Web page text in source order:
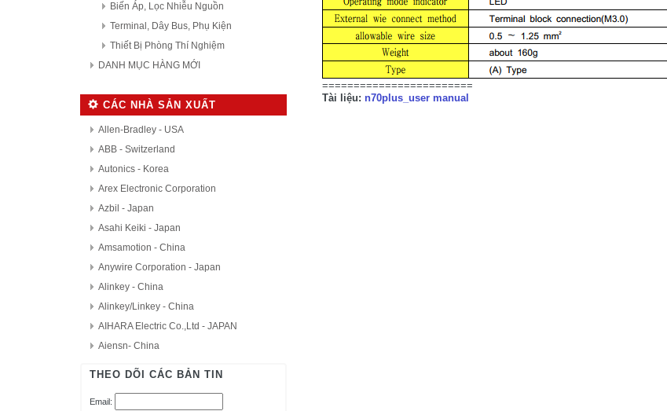
Biến Áp, Lọc Nhiễu Nguồn
Terminal, Dây Bus, Phụ Kiện
Thiết Bị Phòng Thí Nghiệm
DANH MỤC HÀNG MỚI
CÁC NHÀ SẢN XUẤT
Allen-Bradley - USA
ABB - Switzerland
Autonics - Korea
Arex Electronic Corporation
Azbil - Japan
Asahi Keiki - Japan
Amsamotion - China
Anywire Corporation - Japan
Alinkey - China
Alinkey/Linkey - China
AIHARA Electric Co.,Ltd - JAPAN
Aiensn- China
AutomationDirect - USA
Delta - Taiwan
THEO DÕI CÁC BẢN TIN
Email:
========================
Tài liệu: n70plus_user manual